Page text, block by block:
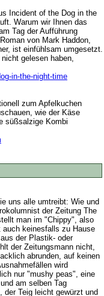
Incident of the Dog in the
Warum wir Ihnen das
Tag der Aufführung
von Mark Haddon,
ist einfühlsam umgesetzt.
gelesen haben,
in-the-night-time
zum Apfelkuchen
wie der Käse
süßsalzige Kombi
uns alle umtreibt: Wie und
der Zeitung The
man im "Chippy", also
keinesfalls zu Hause
der Plastik- oder
der Zeitungsmann nicht,
abrunden, auf keinen
wird
nur "mushy peas", eine
am selben Tag
Teig leicht gewürzt und